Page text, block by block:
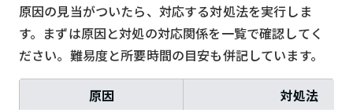
原因の見当がついたら、対応する対処法を実行しま
す。まずは原因と対処の対応関係を一覧で確認してく
ださい。難易度と所要時間の目安も併記しています。
原因
対処法